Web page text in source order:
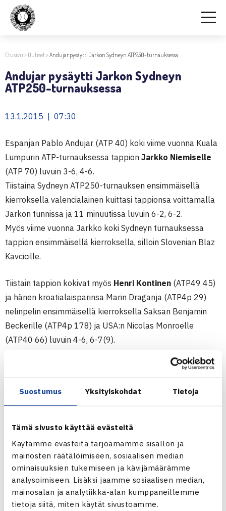
Suostumus Yksityiskohdat Tietoja
Tämä sivusto käyttää evästeitä
Käytämme evästeitä tarjoamamme sisällön ja
mainosten räätälöimiseen, sosiaalisen median
ominaisuuksien tukemiseen ja kävijämäärämme
analysoimiseen. Lisäksi jaamme sosiaalisen median,
mainosalan ja analytiikka-alan kumppaneillemme
tietoja siitä, miten käytät sivustoamme.
Etusivu > Uutiset>Andujar pysäytti Jarkon Sydneyn ATP250-turnauksessa
Andujar pysäytti Jarkon Sydneyn
ATP250-turnauksessa
13.1.2015 | 07:30
Espanjan Pablo Andujar (ATP 40) koki viime vuonna Kuala
Lumpurin ATP-turnauksessa tappion Jarkko Niemiselle
(ATP 70) luvuin 3-6, 4-6.
Tiistaina Sydneyn ATP250-turnauksen ensimmäisellä
kierroksella valencialainen kuittasi tappionsa voittamalla
Jarkon tunnissa ja 11 minuutissa luvuin 6-2, 6-2.
Myös viime vuonna Jarkko koki Sydneyn turnauksessa
tappion ensimmäisellä kierroksella, silloin Slovenian Blaz
Kavcicille.
Tiistain tappion kokivat myös Henri Kontinen (ATP49 45)
ja hänen kroatialaisparinsa Marin Draganja (ATP4p 29)
nelinpelin ensimmäisellä kierroksella Saksan Benjamin
Beckerille (ATP4p 178) ja USA:n Nicolas Monroelle
(ATP40 66) luvuin 4-6, 6-7(9).
ATP 250-turnaus
9.-17.1.2015 Sydney, Australia
Kaksinpeli
1.kierrosta: Pablo Andujar Espanja – Jarkko Nieminen 62
Nelinpeli: Benjamin Becker Saksa/Nicholas Monroe USA –
Marin Draganja Kroatia/Henri Kontinen 64 76(9)
Turnauksen verkkosivut
Jarkko Niemisen verkkosivut